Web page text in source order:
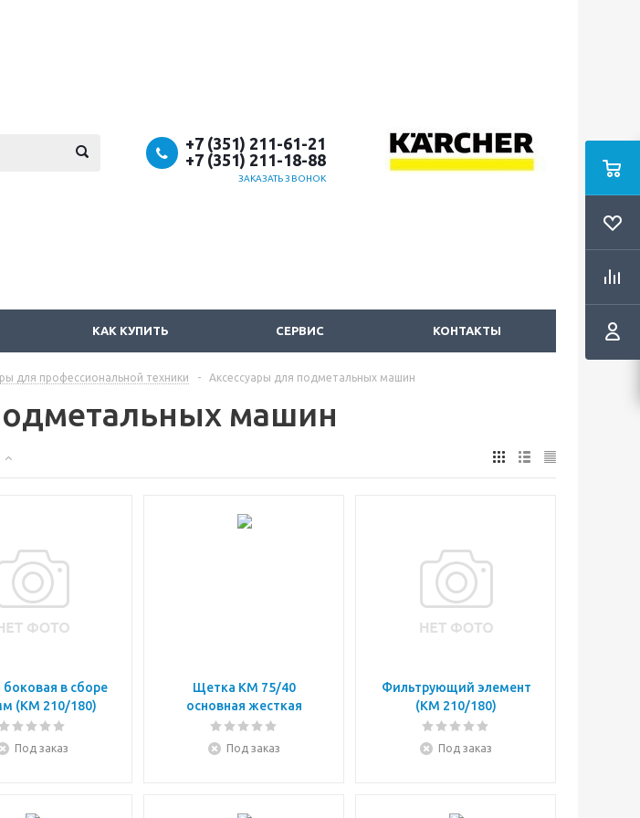
+7 (351) 211-61-21
+7 (351) 211-18-88
ЗАКАЗАТЬ ЗВОНОК
КАК КУПИТЬ СЕРВИС КОНТАКТЫ
для профессиональной техники - Аксессуары для подметальных машин
машин
в сборе
(KM 210/180)
Под заказ
Щетка KM 75/40
основная жесткая
Под заказ
Фильтрующий элемент
(KM 210/180)
Под заказ